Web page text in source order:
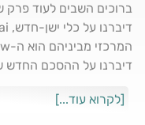
אפל. האזנה נעימה :)
[לקרוא עוד...]